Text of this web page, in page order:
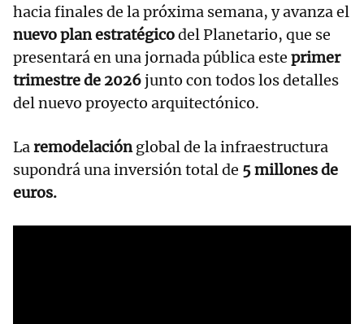
hacia finales de la próxima semana, y avanza el
nuevo plan estratégicodel Planetario, que se
presentará en una jornada pública este primer
trimestre de 2026junto con todos los detalles
del nuevo proyecto arquitectónico.
Laremodelaciónglobal de la infraestructura
supondrá una inversión total de 5 millones de
euros.